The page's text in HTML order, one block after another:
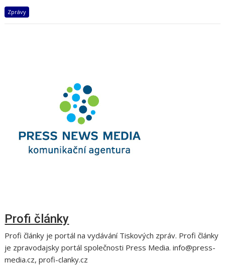
Zprávy
Profi články
Profi články je portál na vydávání Tiskových zpráv. Profi články
je zpravodajsky portál společnosti Press Media. info@press-
media.cz, profi-clanky.cz